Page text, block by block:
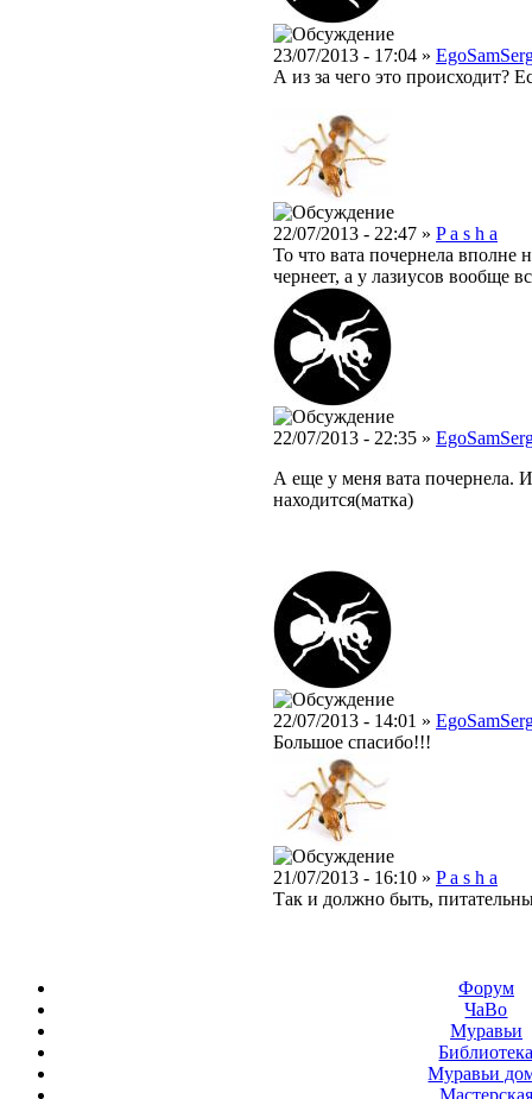
23/07/2013 - 17:04 »
А из за чего это происходит?
22/07/2013 - 22:47 » P a s h a
То что вата почернела вполне
чернеет, а у лазиусов вообще
22/07/2013 - 22:35 »
А еще у меня вата почернела.
находится(матка)
22/07/2013 - 14:01 »
Большое спасибо!!!
21/07/2013 - 16:10 » P a s h a
Так и должно быть,
Форум
ЧаВо
Муравьи
Муравьи
Мастерская